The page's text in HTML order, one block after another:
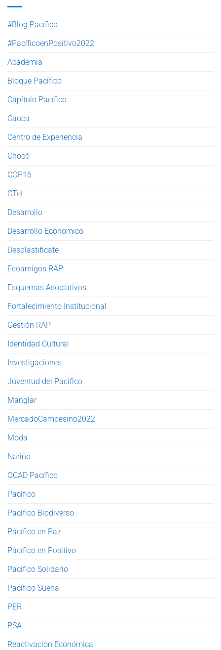
#Blog Pacífico
#PacíficoenPositivo2022
Academia
Bloque Pacífico
Capítulo Pacífico
Cauca
Centro de Experiencia
Chocó
COP16
CTeI
Desarrollo
Desarrollo Economico
Desplastifícate
Ecoamigos RAP
Esquemas Asociativos
Fortalecimiento Institucional
Gestión RAP
Identidad Cultural
Investigaciones
Juventud del Pacífico
Manglar
MercadoCampesino2022
Moda
Nariño
OCAD Pacífico
Pacífico
Pacífico Biodiverso
Pacífico en Paz
Pacífico en Positivo
Pacífico Solidario
Pacífico Suena
PER
PSA
Reactivación Económica